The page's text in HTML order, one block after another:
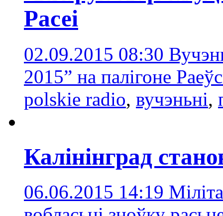
Расеі
02.09.2015 08:30
2015” на палігоне
polskie radio, вучэньні,
Калінінград
06.06.2015 14:19